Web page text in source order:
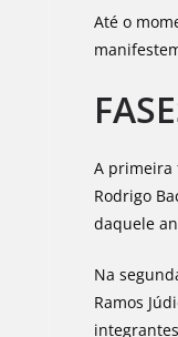
Até o
A primeira
Rodrigo
daquele
Na
Ramos